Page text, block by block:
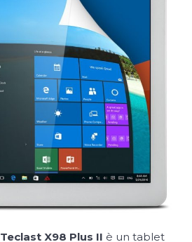
Teclast X98 Plus II è un tablet